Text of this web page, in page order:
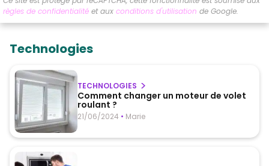
règles de confidentialité et aux conditions d'utilisation de Google.
Technologies
TECHNOLOGIES
Comment changer un moteur de volet
roulant ?
21/06/2024 • Marie